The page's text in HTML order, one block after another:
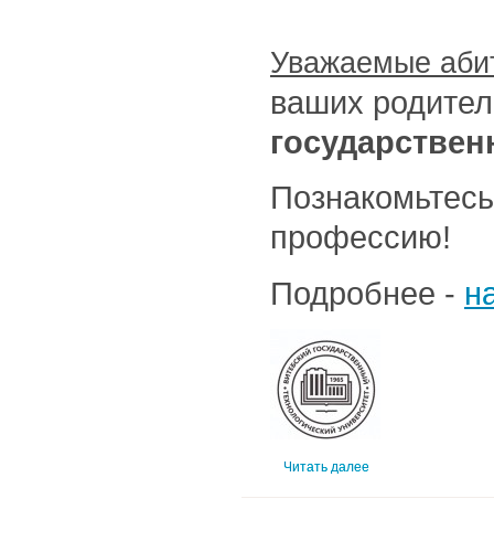
Уважаемые
ваших
профессию!
Подробнее -
Читать далее